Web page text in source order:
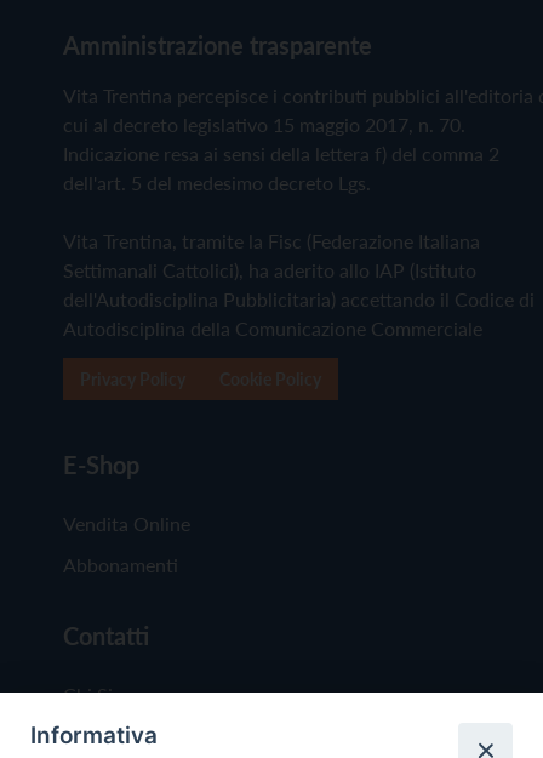
Amministrazione trasparente
Vita Trentina percepisce i contributi pubblici all'editoria
cui al decreto legislativo 15 maggio 2017, n. 70.
Indicazione resa ai sensi della lettera f) del comma 2
dell'art. 5 del medesimo decreto Lgs.
Vita Trentina, tramite la Fisc (Federazione Italiana
Settimanali Cattolici), ha aderito allo IAP (Istituto
dell'Autodisciplina Pubblicitaria) accettando il Codice di
Autodisciplina della Comunicazione Commerciale
E-Shop
Vendita Online
Abbonamenti
Contatti
Chi Siamo
Redazione
Informativa